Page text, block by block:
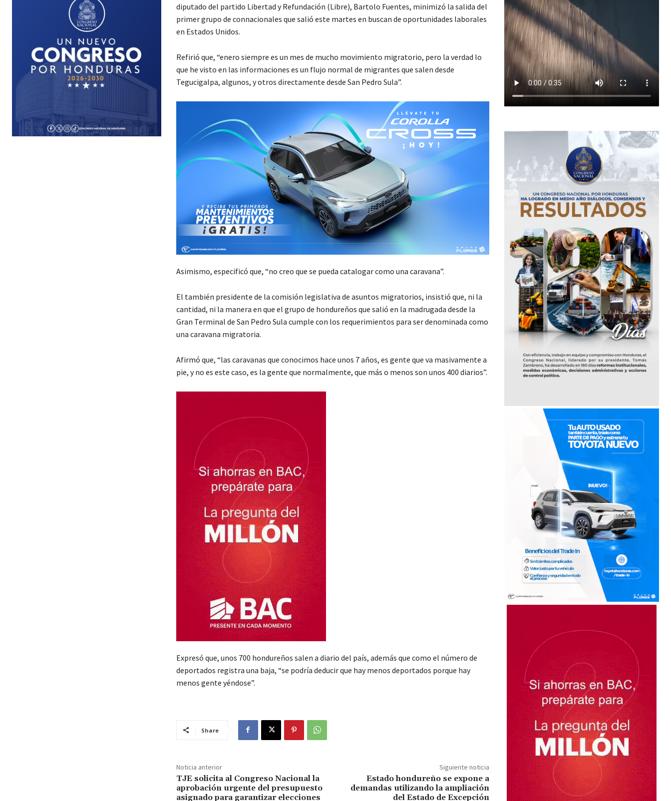
diputado del partido Libertad y Refundación (Libre), Bartolo Fuentes, minimizó la salida del
primer grupo de connacionales que salió este martes en buscan de oportunidades laborales
en Estados Unidos.
Refirió que, “enero siempre es un mes de mucho movimiento migratorio, pero la verdad lo
que he visto en las informaciones es un flujo normal de migrantes que salen desde
Tegucigalpa, algunos, y otros directamente desde San Pedro Sula”.
Asimismo, especificó que, “no creo que se pueda catalogar como una caravana”.
El también presidente de la comisión legislativa de asuntos migratorios, insistió que, ni la
cantidad, ni la manera en que el grupo de hondureños que salió en la madrugada desde la
Gran Terminal de San Pedro Sula cumple con los requerimientos para ser denominada como
una caravana migratoria.
Afirmó que, “las caravanas que conocimos hace unos 7 años, es gente que va masivamente a
pie, y no es este caso, es la gente que normalmente, que más o menos son unos 400 diarios”.
Expresó que, unos 700 hondureños salen a diario del país, además que como el número de
deportados registra una baja, “se podría deducir que hay menos deportados porque hay
menos gente yéndose”.
Share
Noticia anterior
TJE solicita al Congreso Nacional la
aprobación urgente del presupuesto
asignado para garantizar elecciones
Siguiente noticia
Estado hondureño se expone a
demandas utilizando la ampliación
del Estado de Excepción